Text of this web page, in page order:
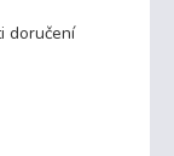
doručení